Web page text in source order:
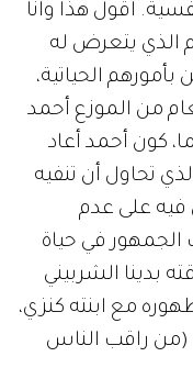
أقول هذا وأنا
الذي يتعرض له
بأمورهم الحياتية،
من الموزع أحمد
كون أحمد أعاد
تحاول أن تنفيه
فيه على عدم
الجمهور في حياة
بدينا الشربيني
مع ابنته كنزي،
(من راقب الناس